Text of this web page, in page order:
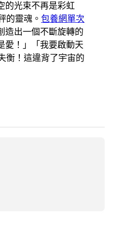
的光束不再是彩虹
的靈魂。包養網單次
造出一個不斷旋轉的
愛！」「我要啟動天
衡！這違背了宇宙的